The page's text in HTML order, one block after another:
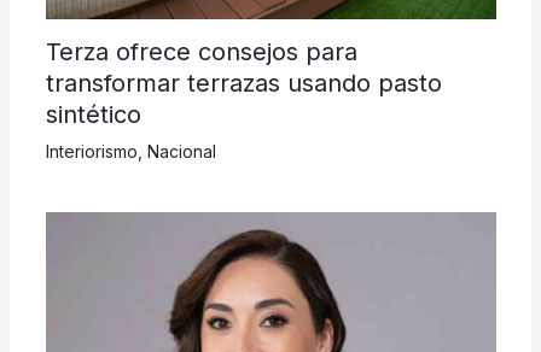
Terza ofrece consejos para
transformar terrazas usando pasto
sintético
Interiorismo Nacional